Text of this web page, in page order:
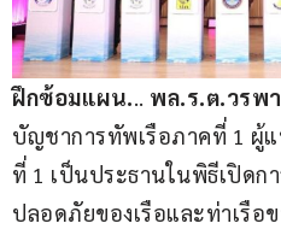
ฝึกซ้อมแผน. พล.ร.ต.วรพ
บัญชาการทัพเรือภาคที่ 1 ผู้
ที่ 1 เป็นประธานในพิธีเปิด
ปลอดภัยของเรือและท่าเรือ